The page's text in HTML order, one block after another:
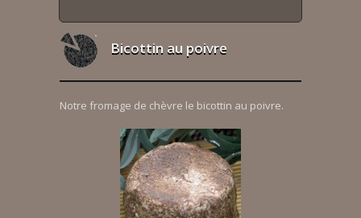
Bicottin au poivre
Notre fromage de chèvre le bicottin au poivre.